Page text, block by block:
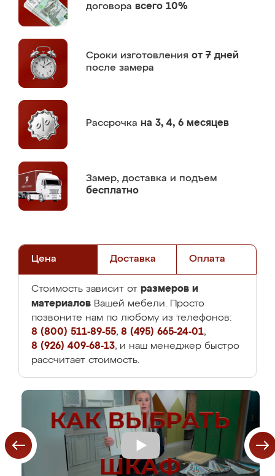
договора всего 10%
Сроки изготовления от 7 дней
после замера
Рассрочка на 3, 4, 6 месяцев
Замер, доставка и подъем
бесплатно
Цена Доставка Оплата
Стоимость зависит от размеров и
материалов Вашей мебели. Просто
позвоните нам по любому из телефонов:
8 (800) 511-89-55, 8 (495) 665-24-01,
8 (926) 409-68-13, и наш менеджер быстро
рассчитает стоимость.